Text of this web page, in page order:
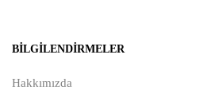
BILGILENDIRMELER
Hakkımızda